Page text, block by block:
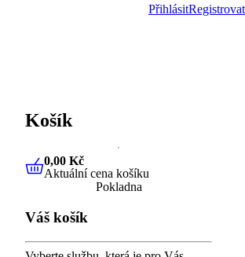
PřihlásitRegistrovat
Košík
0,00 KčAktuální cena košíku
0,00 Kč
Aktuální cena košíku
Pokladna
Váš košík